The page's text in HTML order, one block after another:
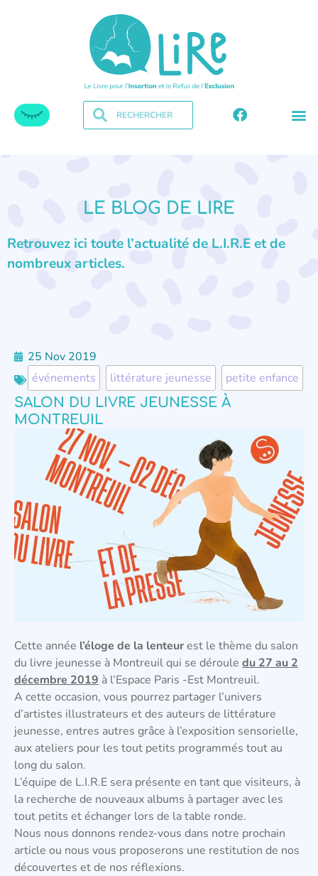
LE BLOG DE LIRE
Retrouvez ici toute l’actualité de L.I.R.E et de
nombreux articles.
25 Nov 2019
événements
littérature jeunesse petite enfance
SALON DU LIVRE JEUNESSE À
MONTREUIL
Cette année l’éloge de la lenteurest le thème du salon
du livre jeunesse à Montreuil qui se déroule du 27 au 2
décembre 2019 à l’Espace Paris -Est Montreuil.
A cette occasion, vous pourrez partager l’univers
d’artistes illustrateurs et des auteurs de littérature
jeunesse, entres autres grâce à l’exposition sensorielle,
aux ateliers pour les tout petits programmés tout au
long du salon.
L’équipe de L.I.R.E sera présente en tant que visiteurs, à
la recherche de nouveaux albums à partager avec les
tout petits et échanger lors de la table ronde.
Nous nous donnons rendez-vous dans notre prochain
article ou nous vous proposerons une restitution de nos
découvertes et de nos réflexions.